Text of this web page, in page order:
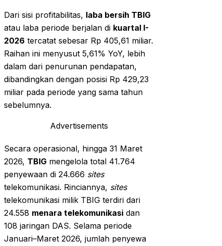
Dari sisi profitabilitas, laba bersih TBIG
atau laba periode berjalan di kuartal I-
2026 tercatat sebesar Rp 405,61 miliar.
Raihan ini menyusut 5,61% YoY, lebih
dalam dari penurunan pendapatan,
dibandingkan dengan posisi Rp 429,23
miliar pada periode yang sama tahun
sebelumnya.
Advertisements
Secara operasional, hingga 31 Maret
2026, TBIG mengelola total 41.764
penyewaan di 24.666 sites
telekomunikasi. Rinciannya, sites
telekomunikasi milik TBIG terdiri dari
24.558 menara telekomunikasi dan
108 jaringan DAS. Selama periode
Januari–Maret 2026, jumlah penyewa